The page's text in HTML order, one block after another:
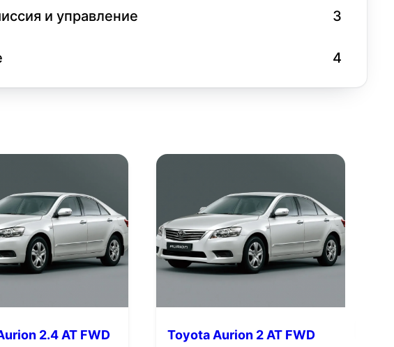
и управление 3
4
2.4 AT FWD
Toyota Aurion 2 AT FWD